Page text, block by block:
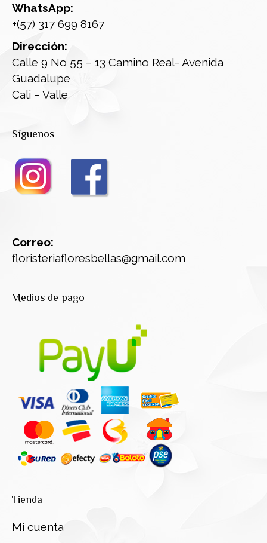
WhatsApp:
+(57) 317 699 8167
Dirección:
Calle 9 No 55 – 13 Camino Real- Avenida
Guadalupe
Cali – Valle
Síguenos
Correo:
floristeriafloresbellas@gmail.com
Medios de pago
Tienda
Mi cuenta